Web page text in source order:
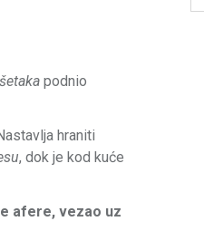
podnio
hraniti
, dok je kod kuće
afere, vezao uz